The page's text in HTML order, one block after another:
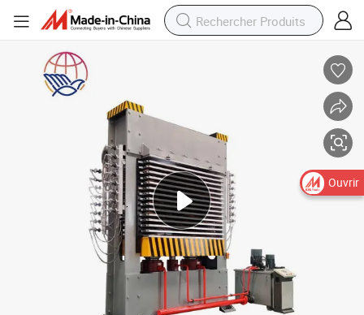
placage et machine à presse à chaud
Vente de machine à presse à chaud pour contreplaqué, presse à chaud
Ouvrir